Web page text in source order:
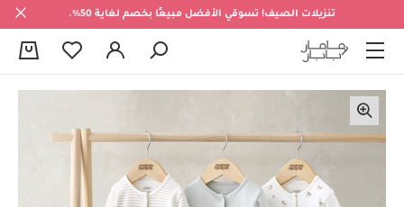
تنزيلات الصيف! تسوقي الأفضل مبيعًا بخصم لغاية 50%.